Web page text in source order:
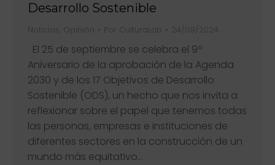
Desarrollo Sostenible
Noticias Opinión Por CulturaLab 24/09/2024
El 25 de septiembre se celebra el 9º
Aniversario de la aprobación de la Agenda
2030 y de los 17 Objetivos de Desarrollo
Sostenible (ODS), un hecho que nos invita a
reflexionar sobre el papel que tenemos todas
las personas, empresas e instituciones de
diferentes sectores en la construcción de un
mundo más equitativo…